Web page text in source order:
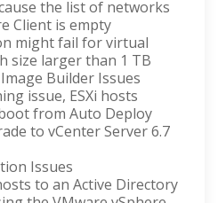
the list of networks
Client is empty
might fail for virtual
size larger than 1 TB
Builder Issues
issue, ESXi hosts
from Auto Deploy
to vCenter Server 6.7
Issues
to an Active Directory